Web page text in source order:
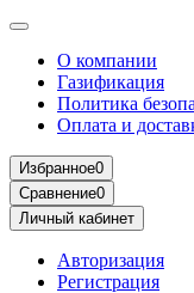
О компании
Газификация
Политика
Оплата и
Избранное0
Сравнение0
Личный кабинет
Авторизация
Регистрация